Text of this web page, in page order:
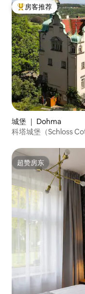
热门「房客推荐」
房客推荐
城堡 ｜ Dohma
科塔城堡（Schloss
超赞房东
超赞房东